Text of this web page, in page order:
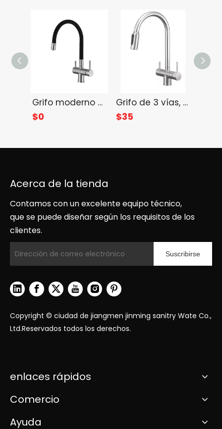
Grifo moderno de acero inoxidable 304 de 3 vías para cocina, grifo de agua potable
$0
Grifo de 3 vías, venta al por mayor, grifo de cocina con filtro de agua potable
$35
Acerca de la tienda
Contamos con un excelente equipo técnico,
que se puede diseñar según los requisitos de los
clientes.
Suscribirse
Copyright © ciudad de jiangmen jinming sanitry Wate Co.,
Ltd.Reservados todos los derechos.
enlaces rápidos
Comercio
Ayuda